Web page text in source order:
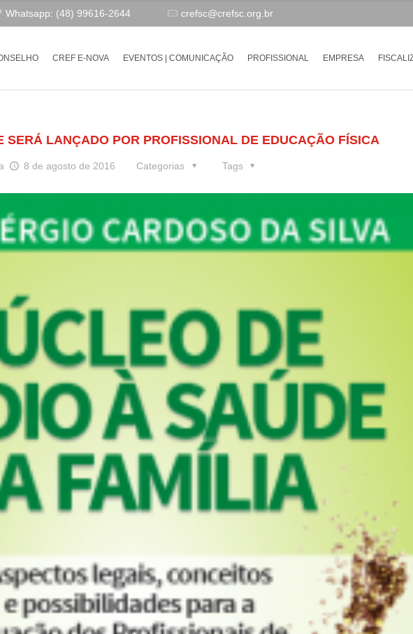
Whatsapp: (48) 99616-2644 crefsc@crefsc.org.br
CREF E-NOVA EVENTOS | COMUNICAÇÃO PROFISSIONAL EMPRESA
SERÁ LANÇADO POR PROFISSIONAL DE EDUCAÇÃO FÍSICA
8 de agosto de 2016 Categorias Tags